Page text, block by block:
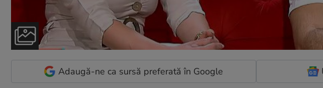
Adaugă-ne ca sursă preferată în Google